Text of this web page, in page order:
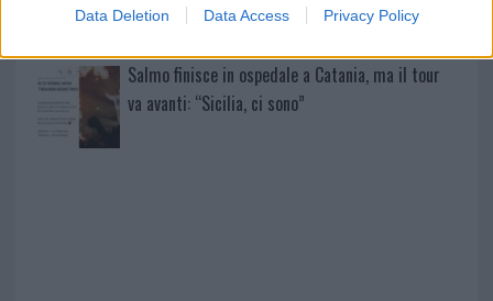
Data Deletion Data Access Privacy Policy
Salmo finisce in ospedale a Catania, ma il tour
va avanti: “Sicilia, ci sono”